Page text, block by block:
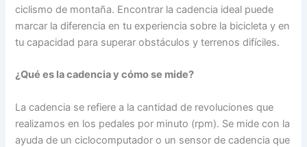
ciclismo de montaña. Encontrar la cadencia ideal puede
marcar la diferencia en tu experiencia sobre la bicicleta y en
tu capacidad para superar obstáculos y terrenos difíciles.
¿Qué es la cadencia y cómo se mide?
La cadencia se refiere a la cantidad de revoluciones que
realizamos en los pedales por minuto (rpm). Se mide con la
ayuda de un ciclocomputador o un sensor de cadencia que